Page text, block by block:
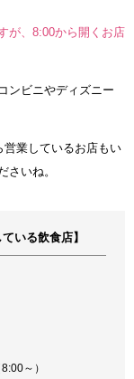
が、8:00から開くお店
ンビニやディズニー
営業しているお店もい
さいね。
いる飲食店】
～）